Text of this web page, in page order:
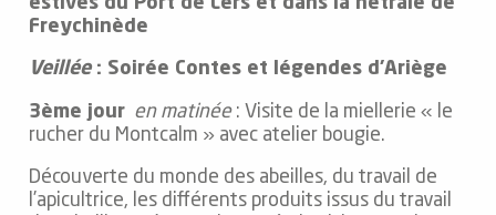
Freychinède
Veillée: Soirée Contes et légendes d’Ariège
3ème jour en matinée: Visite de la miellerie « le
rucher du Montcalm » avec atelier bougie.
Découverte du monde des abeilles, du travail de
l’apicultrice, les différents produits issus du travail